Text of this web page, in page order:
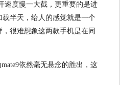
速度慢一大截，更重要的是进
半天，给人的感觉就是一个
很难想象这两款手机是在同
依然毫无悬念的胜出，这